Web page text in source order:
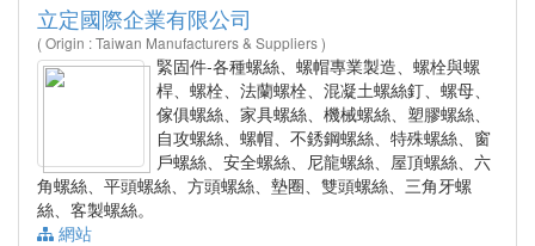
立定國際企業有限公司
( Origin : Taiwan Manufacturers & Suppliers )
緊固件-各種螺絲、螺帽專業製造、螺栓與螺
桿、螺栓、法蘭螺栓、混凝土螺絲釘、螺母、
傢俱螺絲、家具螺絲、機械螺絲、塑膠螺絲、
自攻螺絲、螺帽、不銹鋼螺絲、特殊螺絲、窗
戶螺絲、安全螺絲、尼龍螺絲、屋頂螺絲、六
角螺絲、平頭螺絲、方頭螺絲、墊圈、雙頭螺絲、三角牙螺
絲、客製螺絲。
網站